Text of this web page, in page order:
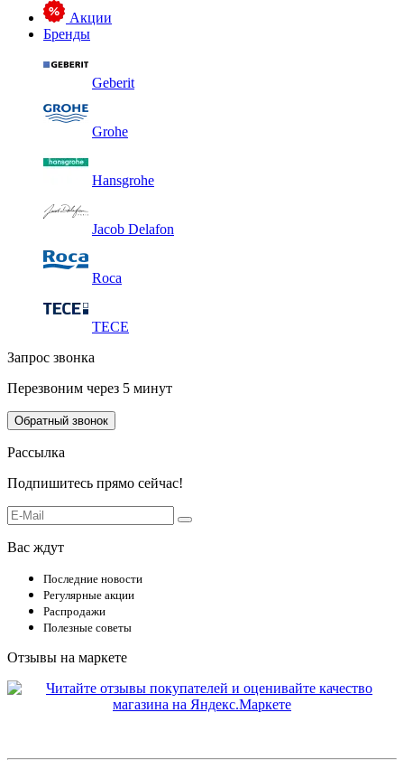
Акции
Бренды
Geberit
Grohe
Hansgrohe
Jacob Delafon
Roca
TECE
Запрос звонка
Перезвоним через 5 минут
Обратный звонок
Рассылка
Подпишитесь прямо сейчас!
Вас ждут
Последние новости
Регулярные акции
Распродажи
Полезные советы
Отзывы на маркете